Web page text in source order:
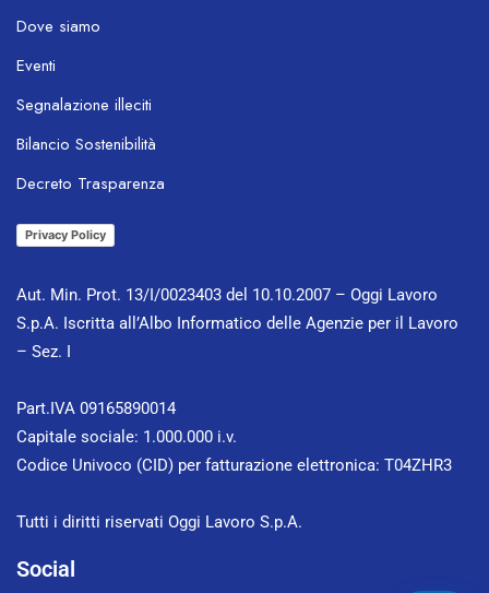
Dove siamo
Eventi
Segnalazione illeciti
Bilancio Sostenibilità
Decreto Trasparenza
Privacy Policy
Aut. Min. Prot. 13/I/0023403 del 10.10.2007 – Oggi Lavoro
S.p.A. Iscritta all’Albo Informatico delle Agenzie per il Lavoro
– Sez. I
Part.IVA 09165890014
Capitale sociale: 1.000.000 i.v.
Codice Univoco (CID) per fatturazione elettronica: T04ZHR3
Tutti i diritti riservati Oggi Lavoro S.p.A.
Social
OL Chatbot